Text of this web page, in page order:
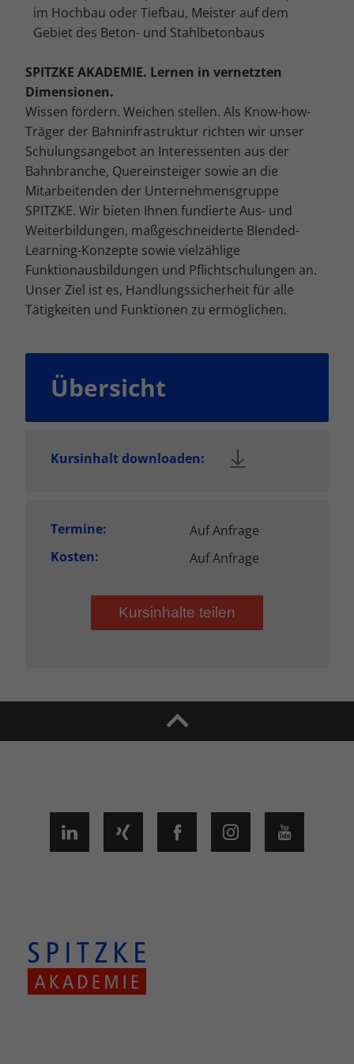
im Hochbau oder Tiefbau, Meister auf dem
Gebiet des Beton- und Stahlbetonbaus
SPITZKE AKADEMIE. Lernen in vernetzten
Dimensionen.
Wissen fördern. Weichen stellen. Als Know-how-
Träger der Bahninfrastruktur richten wir unser
Schulungsangebot an Interessenten aus der
Bahnbranche, Quereinsteiger sowie an die
Mitarbeitenden der Unternehmensgruppe
SPITZKE. Wir bieten Ihnen fundierte Aus- und
Weiterbildungen, maßgeschneiderte Blended-
Learning-Konzepte sowie vielzählige
Funktionausbildungen und Pflichtschulungen an.
Unser Ziel ist es, Handlungssicherheit für alle
Tätigkeiten und Funktionen zu ermöglichen.
Übersicht
Kursinhalt downloaden:
Termine:
Auf Anfrage
Kosten:
Auf Anfrage
Kursinhalte teilen
Cookie-Informationen anzeigen
Marketing (4)
Marketing-Cookies werden von Drittanbietern oder Publishern
verwendet, um personalisierte Werbung anzuzeigen. Sie tun dies, indem
sie Besucher über Websites hinweg verfolgen.
Cookie-Informationen anzeigen
Externe Medien (5)
Inhalte von Videoplattformen und Social-Media-Plattformen werden
standardmäßig blockiert. Wenn Cookies von externen Medien akzeptiert
werden, bedarf der Zugriff auf diese Inhalte keiner manuellen
Einwilligung mehr.
Cookie-Informationen anzeigen
Datenschutzerklärung